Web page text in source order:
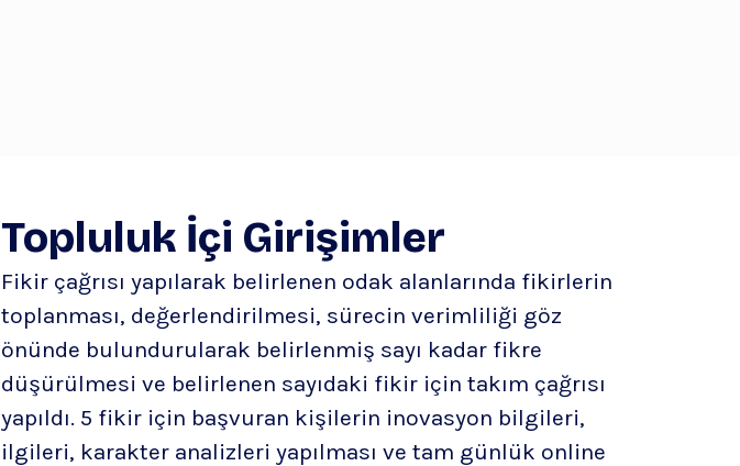
Topluluk İçi Girişimler
Fikir çağrısı yapılarak belirlenen odak alanlarında fikirlerin
toplanması, değerlendirilmesi, sürecin verimliliği göz
önünde bulundurularak belirlenmiş sayı kadar fikre
düşürülmesi ve belirlenen sayıdaki fikir için takım çağrısı
yapıldı. 5 fikir için başvuran kişilerin inovasyon bilgileri,
ilgileri, karakter analizleri yapılması ve tam günlük online